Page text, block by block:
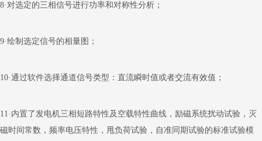
8·对选定的三相信号进行功率和对称性分析；
9·绘制选定信号的相量图；
10·通过软件选择通道信号类型：直流瞬时值或者交流有效值；
11·内置了发电机三相短路特性及空载特性曲线，励磁系统扰动试验，灭
磁时间常数，频率电压特性，甩负荷试验，自准同期试验的标准试验模